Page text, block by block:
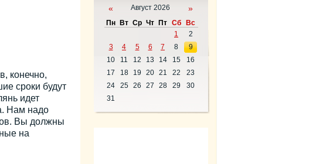
конечно,
сроки будут
идет
Нам надо
Вы должны
на
« Август 2026 »
Пн Вт Ср Чт Пт Сб
Вс
1
2
3
4 5 6 7 8
9
10
11 12 13 14 15
16
17
18 19 20 21 22
23
24
25 26 27 28 29
30
31